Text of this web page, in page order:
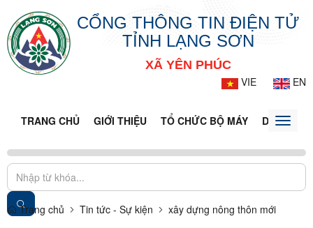
CỔNG THÔNG TIN ĐIỆN TỬ
TỈNH LẠNG SƠN
XÃ YÊN PHÚC
VIE
EN
TRANG CHỦ GIỚI THIỆU TỔ CHỨC BỘ MÁY DOANH
Toggle
Trang chủ Tin tức - Sự kiện xây dựng nông thôn mới